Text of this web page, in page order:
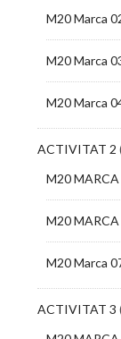
M20 Marca
M20 Marca
M20 Marca
ACTIVITAT 2
M20
M20
M20 Marca
ACTIVITAT 3